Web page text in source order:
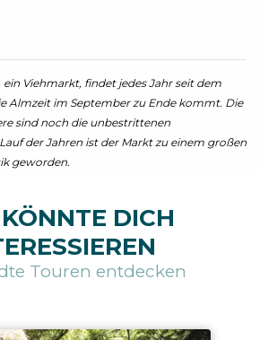
ein Viehmarkt, findet jedes Jahr seit dem
Almzeit im September zu Ende kommt. Die
sind noch die unbestrittenen
der Jahren ist der Markt zu einem großen
geworden.
DICH
Touren entdecken